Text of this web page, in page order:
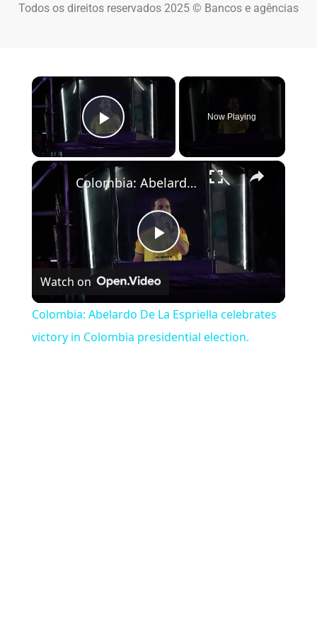
Todos os direitos reservados 2025 © Bancos e agências
×
Play Video
Now Playing
×
Play Video
Colombia: Abelardo De La Espriella celebrates victory in Colombia presidential election.
Watch on
Colombia: Abelardo De La Espriella celebrates
victory in Colombia presidential election.